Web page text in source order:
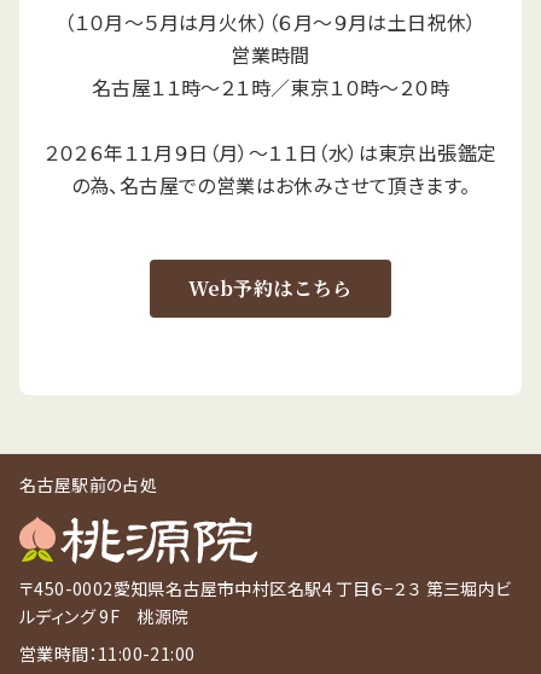
（１０月～５月は月火休）（６月～９月は土日祝休）
営業時間
名古屋１１時～２１時／東京１０時～２０時
２０２６年１１月９日（月）～１１日（水）は東京出張鑑定
の為、名古屋での営業はお休みさせて頂きます。
Web予約はこちら
名古屋駅前の占処
〒450-0002愛知県名古屋市中村区名駅４丁目６−２３ 第三堀内ビ
ルディング 9F 桃源院
営業時間：11:00-21:00